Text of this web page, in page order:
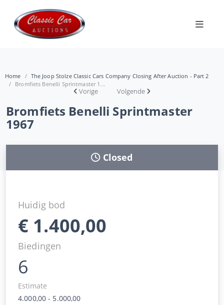
Home
The Joop Stolze Classic Cars Company Closing After Auction - Part 2
Bromfiets Benelli Sprintmaster 1...
Vorige Volgende
Bromfiets Benelli Sprintmaster
1967
Closed
Huidig bod
€ 1.400,00
Biedingen
6
Estimate
4.000,00 - 5.000,00